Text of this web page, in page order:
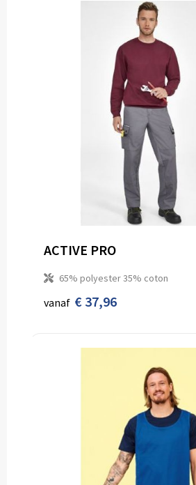
ACTIVE PRO
65% polyester 35% coton
vanaf € 37,96